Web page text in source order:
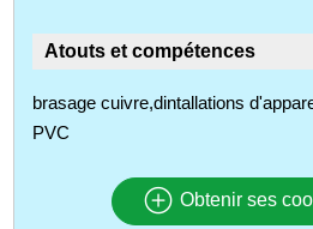
Atouts et compétences
brasage cuivre,dintallations
PVC
Obtenir ses